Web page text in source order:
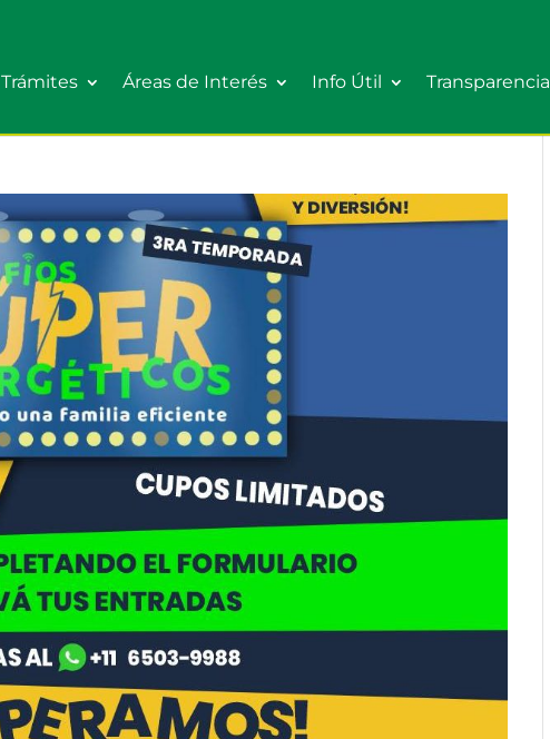
Trámites Áreas de Interés Info Útil Transparencia